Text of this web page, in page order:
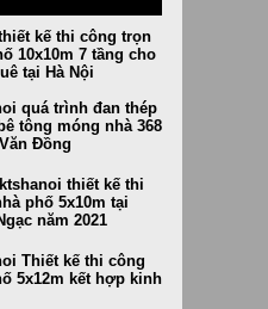
án cho Tiger bear -
hạng mục khác
kế thi công trọn
10x10m 7 tầng cho
tại Hà Nội
quá trình đan thép
tông móng nhà 368
Đồng
thiết kế thi
phố 5x10m tại
năm 2021
Thiết kế thi công
5x12m kết hợp kinh